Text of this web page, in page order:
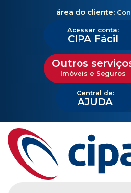
área do cliente:
Acessar conta:
CIPA Fácil
Outros
Imóveis e Seguros
Central de:
AJUDA